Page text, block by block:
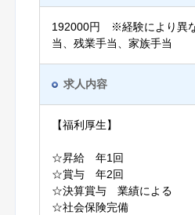
192000円 ※経験により異
当、残業手当、家族手当
求人内容
【福利厚生】
☆昇給 年1回
☆賞与 年2回
☆決算賞与 業績による
☆社会保険完備